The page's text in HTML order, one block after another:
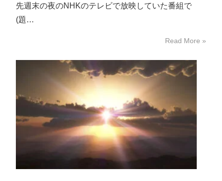
先週末の夜のNHKのテレビで放映していた番組で
(題…
Read More »